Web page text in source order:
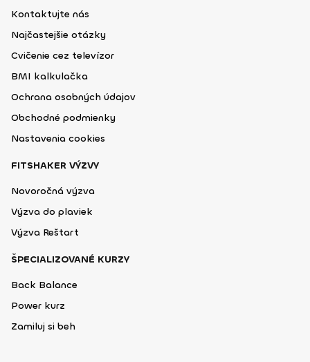
Kontaktujte nás
Najčastejšie otázky
Cvičenie cez televízor
BMI kalkulačka
Ochrana osobných údajov
Obchodné podmienky
Nastavenia cookies
FITSHAKER VÝZVY
Novoročná výzva
Výzva do plaviek
Výzva Reštart
ŠPECIALIZOVANÉ KURZY
Back Balance
Power kurz
Zamiluj si beh